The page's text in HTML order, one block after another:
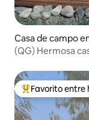
Casa de campo
(QG) Hermosa
De los mejores
Favorito entre